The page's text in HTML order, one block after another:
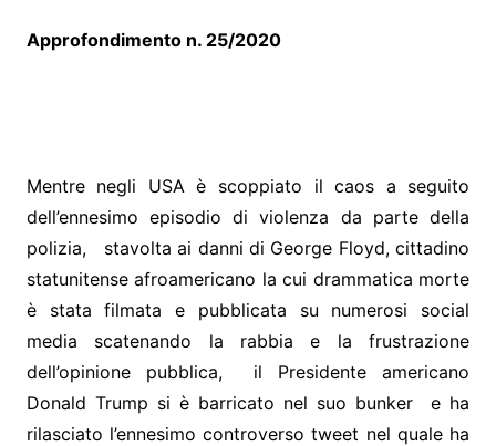
Approfondimento n. 25/2020
Mentre negli USA è scoppiato il caos a seguito
dell’ennesimo episodio di violenza da parte della
polizia, stavolta ai danni di George Floyd, cittadino
statunitense afroamericano la cui drammatica morte
è stata filmata e pubblicata su numerosi social
media scatenando la rabbia e la frustrazione
dell’opinione pubblica, il Presidente americano
Donald Trump si è barricato nel suo bunker e ha
rilasciato l’ennesimo controverso tweet nel quale ha